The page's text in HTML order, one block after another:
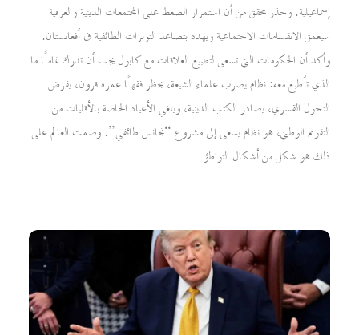
إسماعيلية. وحذر محقق من أن استمرار الضغط على المجتمعات الدينية والعرقية
سيعمق الانقسامات الاجتماعية ويهدد بتصاعد التوترات الطائفية في أفغانستان.
وأكد أن الحكومات التي تسعى لتطبيع العلاقات مع كابول يجب أن تدرك تمامًا ما
الذي تُطبع معه: نظام يضرب علماء الشيعة، يحظر فقهًا عمره قرون، يفرض
التحول القسري، يصادر الكتب الدينية، ويلغي الأعياد الخاصة بالأقليات من
التقويم الوطني، هو نظام يسعى إلى مشروع “تجانس طائفي”. وصمت العالم على
ذلك هو شكل من أشكال التواطؤ